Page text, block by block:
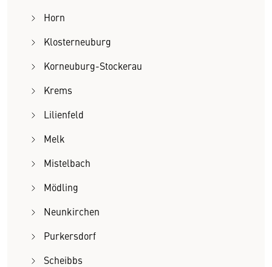
Horn
Klosterneuburg
Korneuburg-Stockerau
Krems
Lilienfeld
Melk
Mistelbach
Mödling
Neunkirchen
Purkersdorf
Scheibbs